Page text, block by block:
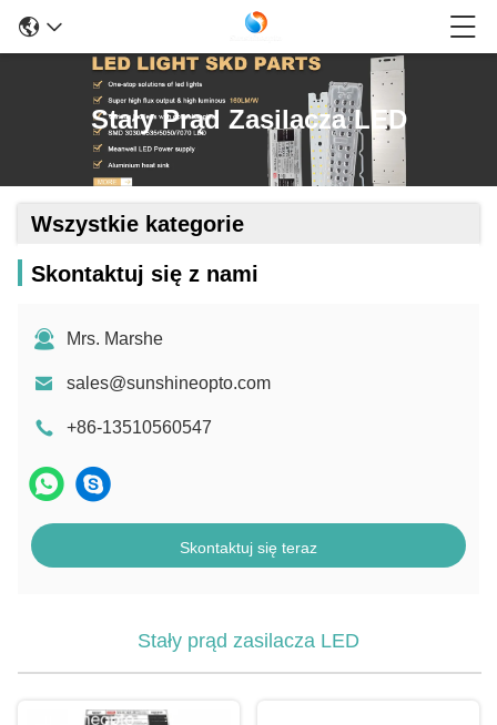
Stały Prąd Zasilacza LED
Wszystkie kategorie
Skontaktuj się z nami
Mrs. Marshe
sales@sunshineopto.com
+86-13510560547
Skontaktuj się teraz
Stały prąd zasilacza LED